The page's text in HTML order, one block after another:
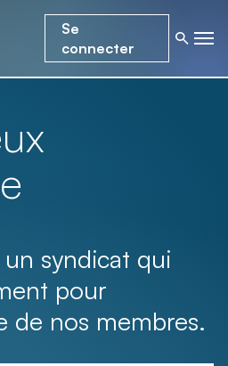
Se
connecter
syndicat qui
pour
de nos membres.